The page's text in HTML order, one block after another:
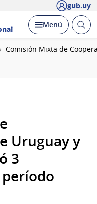
gub.uy
Desplegar
Menú Abrir
Comisión Mixta de
Uruguay y
3